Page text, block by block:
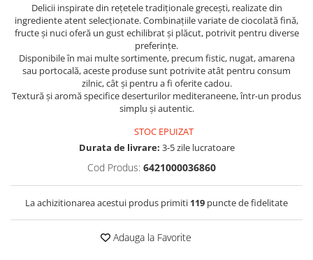
TOATE PRODUSELE
Delicii inspirate din rețetele tradiționale grecești, realizate din
ingrediente atent selecționate. Combinațiile variate de ciocolată fină,
fructe și nuci oferă un gust echilibrat și plăcut, potrivit pentru diverse
preferințe.
Disponibile în mai multe sortimente, precum fistic, nugat, amarena
sau portocală, aceste produse sunt potrivite atât pentru consum
zilnic, cât și pentru a fi oferite cadou.
Textură și aromă specifice deserturilor mediteraneene, într-un produs
simplu și autentic.
STOC EPUIZAT
Durata de livrare: 3-5 zile lucratoare
Cod Produs: 6421000036860
La achizitionarea acestui produs primiti 119 puncte de fidelitate
Adauga la Favorite